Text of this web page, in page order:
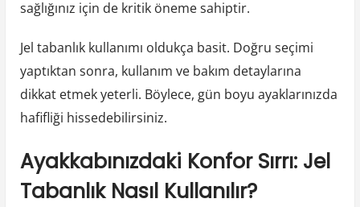
sağlığınız için de kritik öneme sahiptir.
Jel tabanlık kullanımı oldukça basit. Doğru seçimi
yaptıktan sonra, kullanım ve bakım detaylarına
dikkat etmek yeterli. Böylece, gün boyu ayaklarınızda
hafifliği hissedebilirsiniz.
Ayakkabınızdaki Konfor Sırrı: Jel
Tabanlık Nasıl Kullanılır?